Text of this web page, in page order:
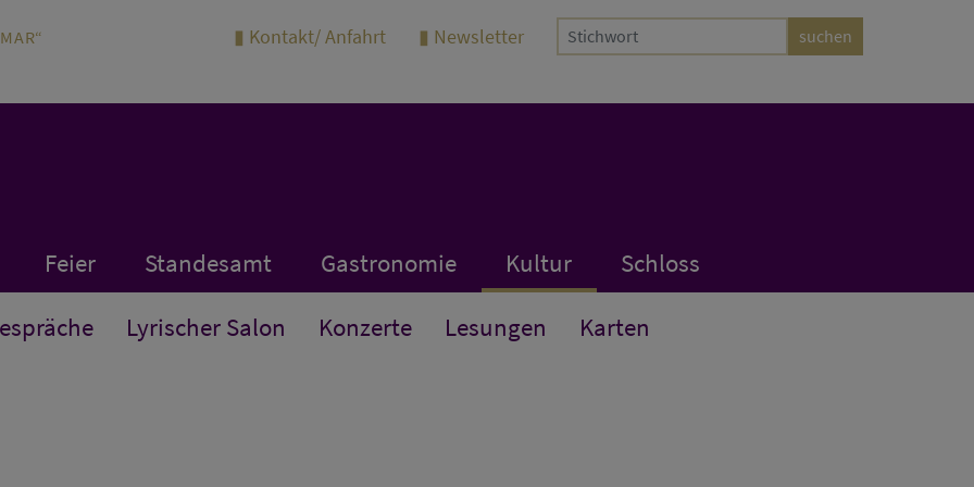
Kontakt/ Anfahrt Newsletter
Feier Standesamt Gastronomie Kultur Schloss
Lyrischer Salon Konzerte Lesungen Karten